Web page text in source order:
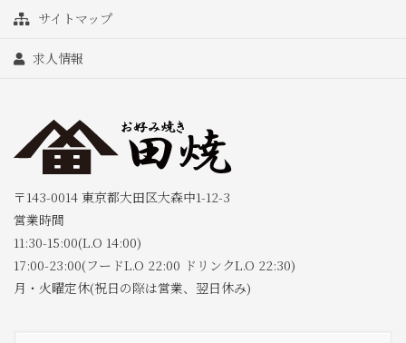
サイトマップ
求人情報
〒143-0014 東京都大田区大森中1-12-3
営業時間
11:30-15:00(L.O 14:00)
17:00-23:00(フードL.O 22:00 ドリンクL.O 22:30)
月・火曜定休(祝日の際は営業、翌日休み)